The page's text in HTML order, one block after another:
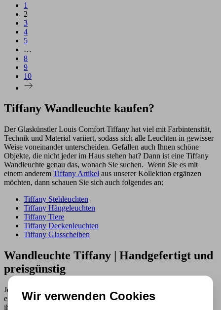
1
2
3
4
5
…
8
9
10
Tiffany Wandleuchte kaufen?
Der Glaskünstler Louis Comfort Tiffany hat viel mit Farbintensität,
Technik und Material variiert, sodass sich alle Leuchten in gewisser
Weise voneinander unterscheiden. Gefallen auch Ihnen schöne
Objekte, die nicht jeder im Haus stehen hat? Dann ist eine Tiffany
Wandleuchte genau das, wonach Sie suchen. Wenn Sie es mit
einem anderem Tiffany Artikel aus unserer Kollektion ergänzen
möchten, dann schauen Sie sich auch folgendes an:
Tiffany Stehleuchten
Tiffany Hängeleuchten
Tiffany Tiere
Tiffany Deckenleuchten
Tiffany Glasscheiben
Wandleuchte Tiffany | Handgefertigt und
preisgünstig
Jede Wandleuchte von Tiffany ist handgefertigt und daher
einzigartig in ihrer Art. Alle Artikel in unserer Kollektion haben
ihren eigenen Charme und eine fantastische Ausstrahlung. Die
Wir verwenden Cookies